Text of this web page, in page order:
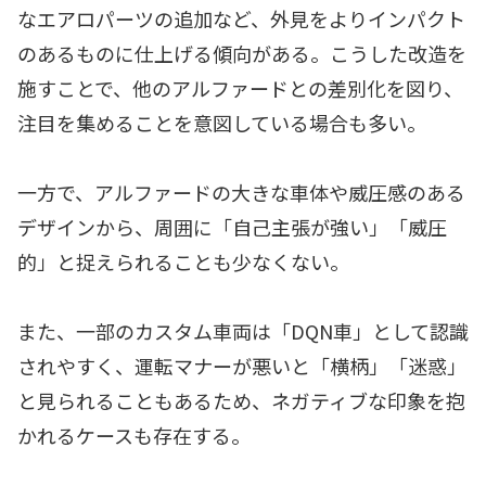
なエアロパーツの追加など、外見をよりインパクト
のあるものに仕上げる傾向がある。こうした改造を
施すことで、他のアルファードとの差別化を図り、
注目を集めることを意図している場合も多い。
一方で、アルファードの大きな車体や威圧感のある
デザインから、周囲に「自己主張が強い」「威圧
的」と捉えられることも少なくない。
また、一部のカスタム車両は「DQN車」として認識
されやすく、運転マナーが悪いと「横柄」「迷惑」
と見られることもあるため、ネガティブな印象を抱
かれるケースも存在する。